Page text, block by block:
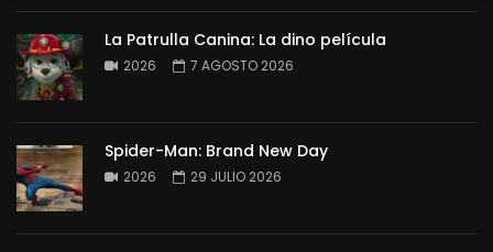
La Patrulla Canina: La dino película
2026 7 AGOSTO 2026
Spider-Man: Brand New Day
2026 29 JULIO 2026